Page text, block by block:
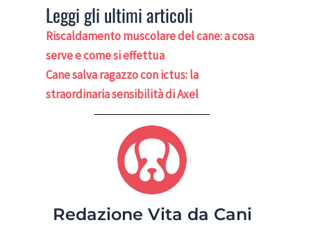
Leggi gli ultimi articoli
Riscaldamento muscolare del cane: a cosa
serve e come si effettua
Cane salva ragazzo con ictus: la
straordinaria sensibilità di Axel
Redazione Vita da Cani